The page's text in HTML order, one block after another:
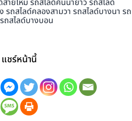
ายไหม รถสไลด์คันนายาว รถสไลด์
รถสไลด์คลองสามวา รถสไลด์บางนา รถ
ถสไลด์บางบอน
แชร์หน้านี้